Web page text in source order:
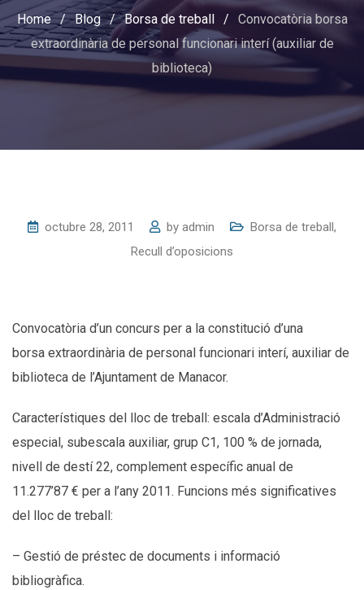
Home / Blog / Borsa de treball /
Convocatòria borsa
extraordinària de personal funcionari interí (auxiliar de
biblioteca)
octubre 28, 2011 by admin Borsa de treball,
Recull d’oposicions
Convocatòria d’un concurs per a la constitució d’una
borsa extraordinària de personal funcionari interí, auxiliar de
biblioteca de l’Ajuntament de Manacor.
Característiques del lloc de treball: escala d’Administració
especial, subescala auxiliar, grup C1, 100 % de jornada,
nivell de destí 22, complement específic anual de
11.277’87 € per a l’any 2011. Funcions més significatives
del lloc de treball:
– Gestió de préstec de documents i informació
bibliogràfica.